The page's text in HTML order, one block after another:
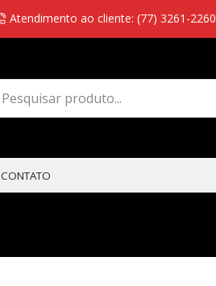
Atendimento ao cliente: (77) 3261-2260
CONTATO